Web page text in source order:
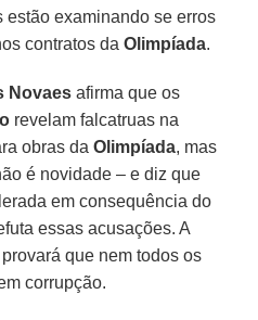
estão examinando se erros
contratos daOlimpíada.
Novaes afirma que os
revelam falcatruas na
obras daOlimpíada, mas
é novidade – e diz que
em consequência do
essas acusações. A
que nem todos os
corrupção.